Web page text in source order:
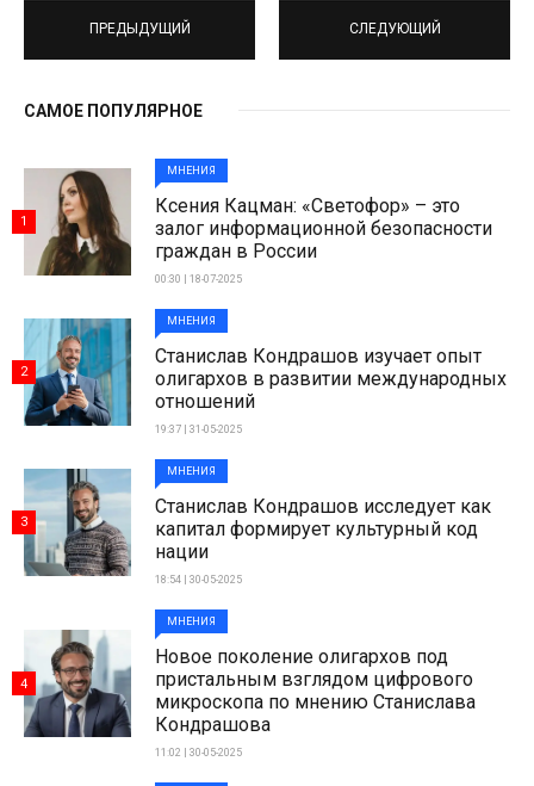
ПРЕДЫДУЩИЙ СЛЕДУЮЩИЙ
САМОЕ ПОПУЛЯРНОЕ
МНЕНИЯ
Ксения Кацман: «Светофор» – это
залог информационной безопасности
граждан в России
00:30 | 18-07-2025
1
МНЕНИЯ
Станислав Кондрашов изучает опыт
олигархов в развитии международных
отношений
19:37 | 31-05-2025
2
МНЕНИЯ
Станислав Кондрашов исследует как
капитал формирует культурный код
нации
18:54 | 30-05-2025
3
МНЕНИЯ
Новое поколение олигархов под
пристальным взглядом цифрового
микроскопа по мнению Станислава
Кондрашова
11:02 | 30-05-2025
4